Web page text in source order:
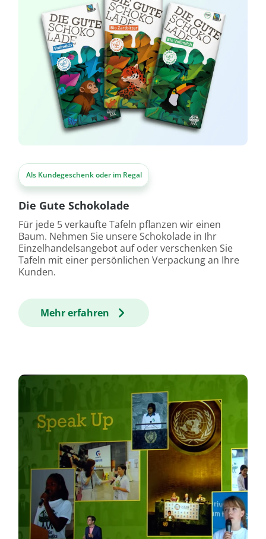
Als Kundegeschenk oder im Regal
Die Gute Schokolade
Für jede 5 verkaufte Tafeln pflanzen wir einen
Baum. Nehmen Sie unsere Schokolade in Ihr
Einzelhandelsangebot auf oder verschenken Sie
Tafeln mit einer persönlichen Verpackung an Ihre
Kunden.
Mehr erfahren